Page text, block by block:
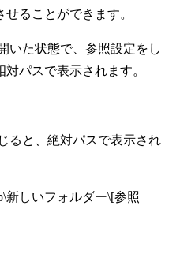
ることができます。
いた状態で、参照設定をし
パスで表示されます。
ると、絶対パスで表示され
新しいフォルダー\[参照